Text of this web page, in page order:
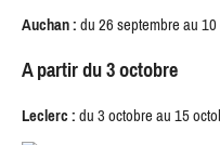
Auchan :du 26 septembre au
A partir du 3 octobre
Leclerc :du 3 octobre au 15